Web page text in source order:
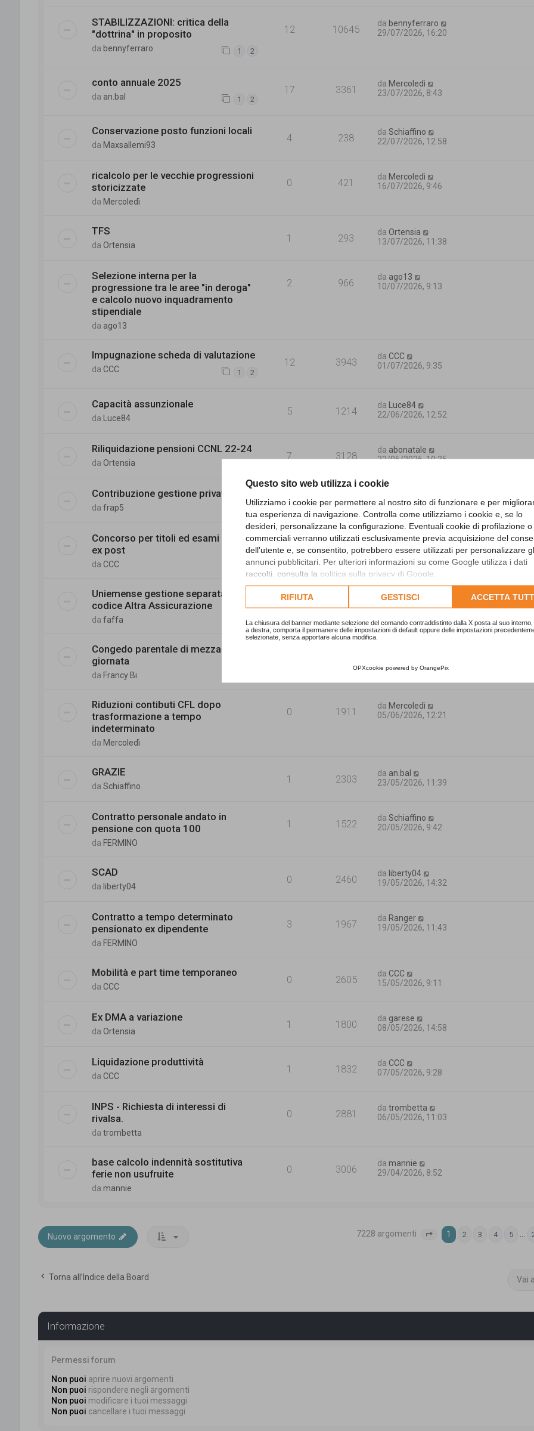
Questo sito web utilizza i cookie
Utilizziamo i cookie per permettere al nostro sito di funzionare e per
tua esperienza di navigazione. Controlla come utilizziamo i cookie e, se lo
desideri, personalizzane la configurazione. Eventuali cookie di profilazione o
commerciali verranno utilizzati esclusivamente previa acquisizione del
dell'utente e, se consentito, potrebbero essere utilizzati per personalizzare
annunci pubblicitari. Per ulteriori informazioni su come Google utilizza i dati
raccolti, consulta la politica sulla privacy di Google
Consulta l'informativa cookie completa.
RIFIUTA GESTISCI ACCETTA
La chiusura del banner mediante selezione del comando contraddistinto dalla X posta al suo interno,
a destra, comporta il permanere delle impostazioni di default oppure delle impostazioni
selezionate, senza apportare alcuna modifica.
OPXcookie powered by OrangePix
STABILIZZAZIONI: critica della
"dottrina" in proposito
da bennyferraro 1 2
12 10645 da bennyferraro
29/07/2026, 16:20
conto annuale 2025
da an.bal 1 2
17 3361 da Mercoledì
23/07/2026, 8:43
Conservazione posto funzioni locali
da Maxsallemi93
4 238 daSchiaffino
22/07/2026, 12:58
ricalcolo per le vecchie progressioni
storicizzate
da Mercoledì
0 421 da Mercoledì
16/07/2026, 9:46
TFS
da Ortensia
1 293 da Ortensia
13/07/2026, 11:38
Selezione interna per la
progressione tra le aree "in deroga"
e calcolo nuovo inquadramento
stipendiale
da ago13
2 966 da ago13
10/07/2026, 9:13
Impugnazione scheda di valutazione
da CCC 1 2
12 3943 da CCC
01/07/2026, 9:35
Capacità assunzionale
da Luce84
5 1214 da Luce84
22/06/2026, 12:52
Riliquidazione pensioni CCNL 22-24
da Ortensia
7 3128 da abonatale
22/06/2026, 10:35
Contribuzione gestione privata
da frap5
0 1627
16/06/2026, 8:06
Concorso per titoli ed esami - titoli
ex post
da CCC
0 1876 daCCC
11/06/2026, 9:25
Uniemense gestione separata -
codice Altra Assicurazione
da faffa
0 dafaffa
Congedo parentale di mezza
giornata
da Francy Bi
Riduzioni contibuti CFL dopo
trasformazione a tempo
indeterminato
da Mercoledì
0 1911 da Mercoledì
05/06/2026, 12:21
GRAZIE
da Schiaffino
1 2303 da an.bal
23/05/2026, 11:39
Contratto personale andato in
pensione con quota 100
da FERMINO
1 1522 daSchiaffino
20/05/2026, 9:42
SCAD
da liberty04
0 2460 da liberty04
19/05/2026, 14:32
Contratto a tempo determinato
pensionato ex dipendente
da FERMINO
3 1967 da Ranger
19/05/2026, 11:43
Mobilità e part time temporaneo
da CCC
0 2605 da CCC
15/05/2026, 9:11
Ex DMA a variazione
da Ortensia
1 1800 da garese
08/05/2026, 14:58
Liquidazione produttività
da CCC
1 1832 da CCC
07/05/2026, 9:28
INPS - Richiesta di interessi di
rivalsa.
da trombetta
0 2881 datrombetta
06/05/2026, 11:03
base calcolo indennità sostitutiva
ferie non usufruite
da mannie
0 3006 da mannie
29/04/2026, 8:52
Nuovo argomento 7228 argomenti Pagina 1di 290
1 2 3 4 5
Torna all’Indice della Board Vai
Informazione
Permessi forum
Non puoi aprire nuovi argomenti
Non puoi rispondere negli argomenti
Non puoi modificare i tuoi messaggi
Non puoi cancellare i tuoi messaggi